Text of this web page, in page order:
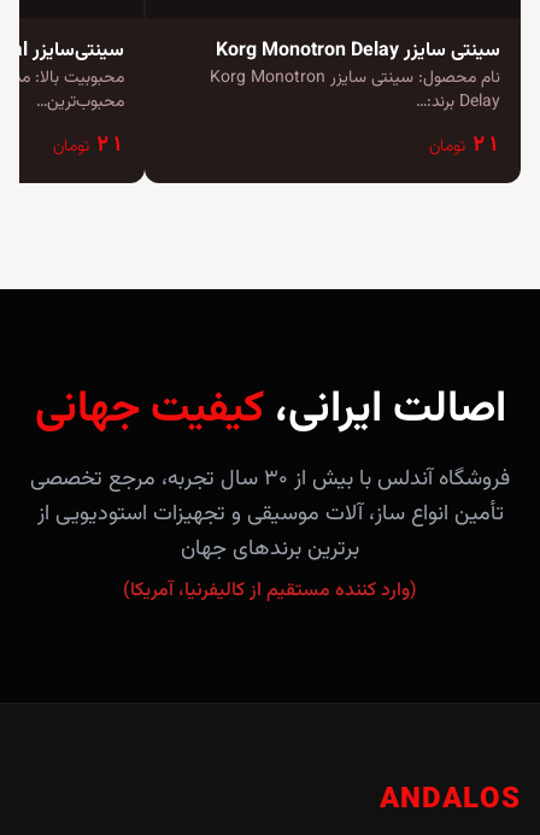
سینتی سایزر Korg Monotron Delay
نام محصول: سینتی سایزر Korg Monotron
Delay برند:…
۲۱ تومان
سینتی‌سایزر MicroKORG Crystal
محبوب‌ترین…
۲۱ تومان
اصالت ایرانی،کیفیت جهانی
فروشگاه آندلس با بیش از ۳۰ سال تجربه، مرجع تخصصی
تأمین انواع ساز، آلات موسیقی و تجهیزات استودیویی از
برترین برندهای جهان
(وارد کننده مستقیم از کالیفرنیا، آمریکا)
ANDALOS